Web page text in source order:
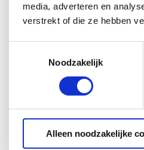
media, adverteren en
verstrekt of die ze hebben
Noodzakelijk
Alleen noodzakelijke